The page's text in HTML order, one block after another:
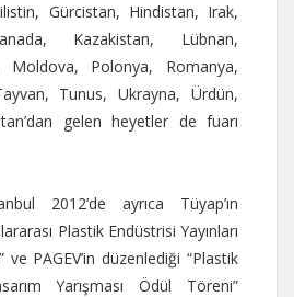
Gürcistan, Hindistan, Irak,
Kazakistan, Lübnan,
Moldova, Polonya, Romanya,
Tunus, Ukrayna, Ürdün,
gelen heyetler de fuarı
2012’de ayrıca Tüyap’ın
Plastik Endüstrisi Yayınları
ve PAGEV’in düzenlediği “Plastik
Yarışması Ödül Töreni”